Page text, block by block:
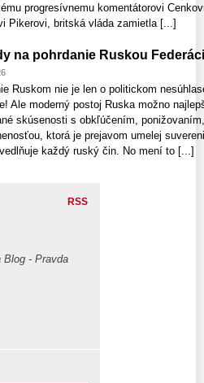
progresívnemu komentátorovi
Pikerovi, britská vláda zamietla [...]
na pohrdanie Ruskou
Ruskom nie je len o politickom
Ale moderný postoj Ruska možno
skúsenosti s obkľúčením,
ktorá je prejavom umelej
každý ruský čin. No mení to [...]
RSS
Blog - Pravda